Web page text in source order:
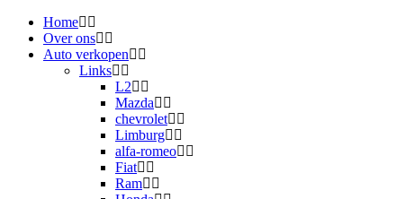
Home
Over ons
Auto verkopen
Links
L2
Mazda
chevrolet
Limburg
alfa-romeo
Fiat
Ram